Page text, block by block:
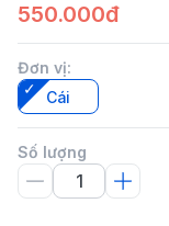
550.000đ
Đơn vị:
Cái
Số lượng